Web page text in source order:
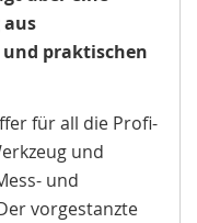
praktischen
für all die Profi-
und
und
vorgestanzte